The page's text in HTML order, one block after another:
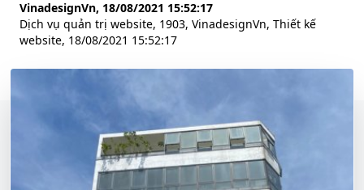
VinadesignVn, 18/08/2021 15:52:17
Dịch vụ quản trị website, 1903, VinadesignVn, Thiết kế
website, 18/08/2021 15:52:17